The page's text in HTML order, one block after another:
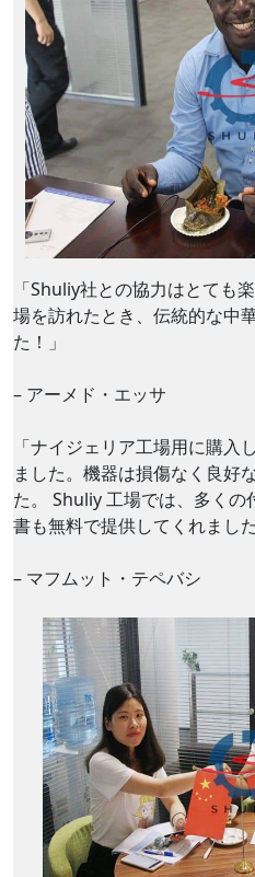
「Shuliy社との協力はとても
場を訪れたとき、伝統的な中
た！」
– アーメド・エッサ
「ナイジェリア工場用に購入
ました。機器は損傷なく良好
た。 Shuliy 工場では、多く
書も無料で提供してくれまし
– マフムット・テペバシ